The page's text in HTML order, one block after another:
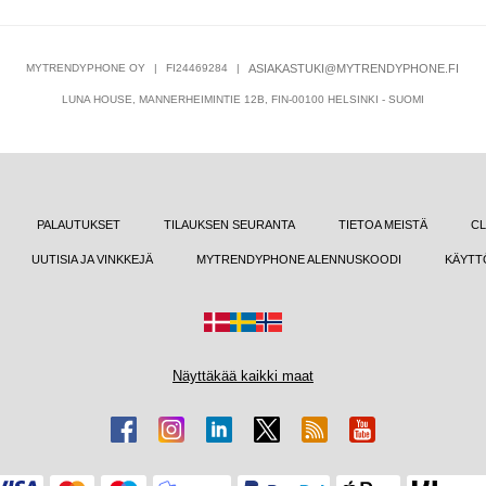
MYTRENDYPHONE OY | FI24469284 | ASIAKASTUKI@MYTRENDYPHONE.FI
LUNA HOUSE, MANNERHEIMINTIE 12B, FIN-00100 HELSINKI - SUOMI
PALAUTUKSET TILAUKSEN SEURANTA TIETOA MEISTÄ
UUTISIA JA VINKKEJÄ MYTRENDYPHONE ALENNUSKOODI
Näyttäkää kaikki maat